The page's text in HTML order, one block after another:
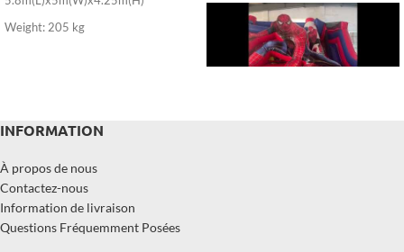
Weight: 205 kg
INFORMATION
À propos de nous
Contactez-nous
Information de livraison
Questions Fréquemment Posées